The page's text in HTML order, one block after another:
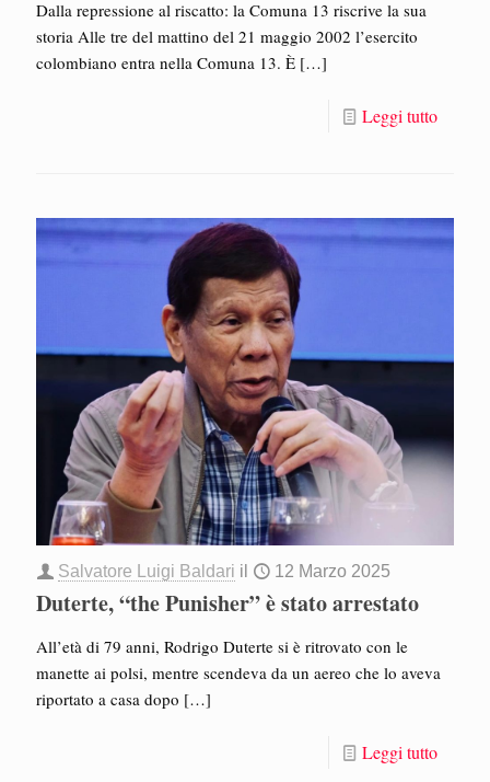
Dalla repressione al riscatto: la Comuna 13 riscrive la sua
storia Alle tre del mattino del 21 maggio 2002 l’esercito
colombiano entra nella Comuna 13. È […]
Leggi tutto
Salvatore Luigi Baldari il 12 Marzo 2025
Duterte, “the Punisher” è stato arrestato
All’età di 79 anni, Rodrigo Duterte si è ritrovato con le
manette ai polsi, mentre scendeva da un aereo che lo aveva
riportato a casa dopo […]
Leggi tutto